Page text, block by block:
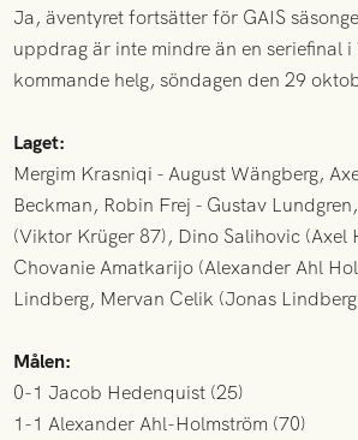
Ja, äventyret fortsätter för GAIS
uppdrag är inte mindre än en seriefinal i
kommande helg, söndagen den 29
Laget:
Mergim Krasniqi - August Wängberg,
Beckman, Robin Frej - Gustav
(Viktor Krüger 87), Dino Salihovic (Axel
Chovanie Amatkarijo (Alexander Ahl
Lindberg, Mervan Celik (Jonas
Målen:
0-1 Jacob Hedenquist (25)
1-1 Alexander Ahl-Holmström (70)